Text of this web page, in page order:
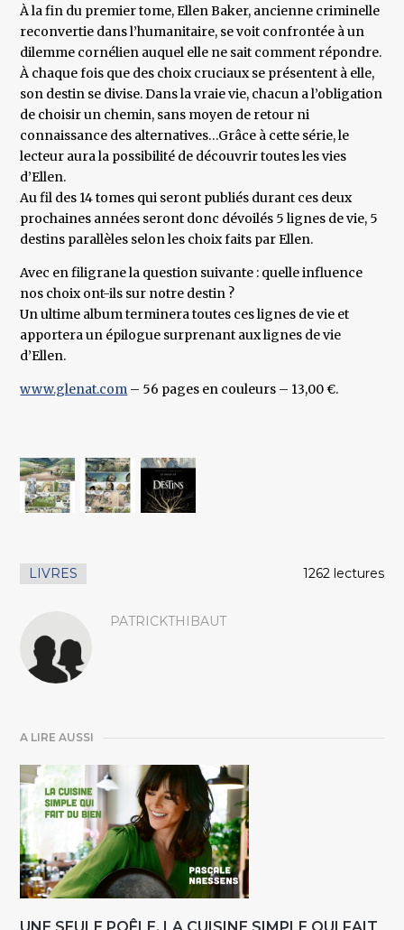
À la fin du premier tome, Ellen Baker, ancienne criminelle
reconvertie dans l’humanitaire, se voit confrontée à un
dilemme cornélien auquel elle ne sait comment répondre.
À chaque fois que des choix cruciaux se présentent à elle,
son destin se divise. Dans la vraie vie, chacun a l’obligation
de choisir un chemin, sans moyen de retour ni
connaissance des alternatives…Grâce à cette série, le
lecteur aura la possibilité de découvrir toutes les vies
d’Ellen.
Au fil des 14 tomes qui seront publiés durant ces deux
prochaines années seront donc dévoilés 5 lignes de vie, 5
destins parallèles selon les choix faits par Ellen.
Avec en filigrane la question suivante : quelle influence
nos choix ont-ils sur notre destin ?
Un ultime album terminera toutes ces lignes de vie et
apportera un épilogue surprenant aux lignes de vie
d’Ellen.
www.glenat.com – 56 pages en couleurs – 13,00 €.
LIVRES 1262 lectures
PATRICKTHIBAUT
A LIRE AUSSI